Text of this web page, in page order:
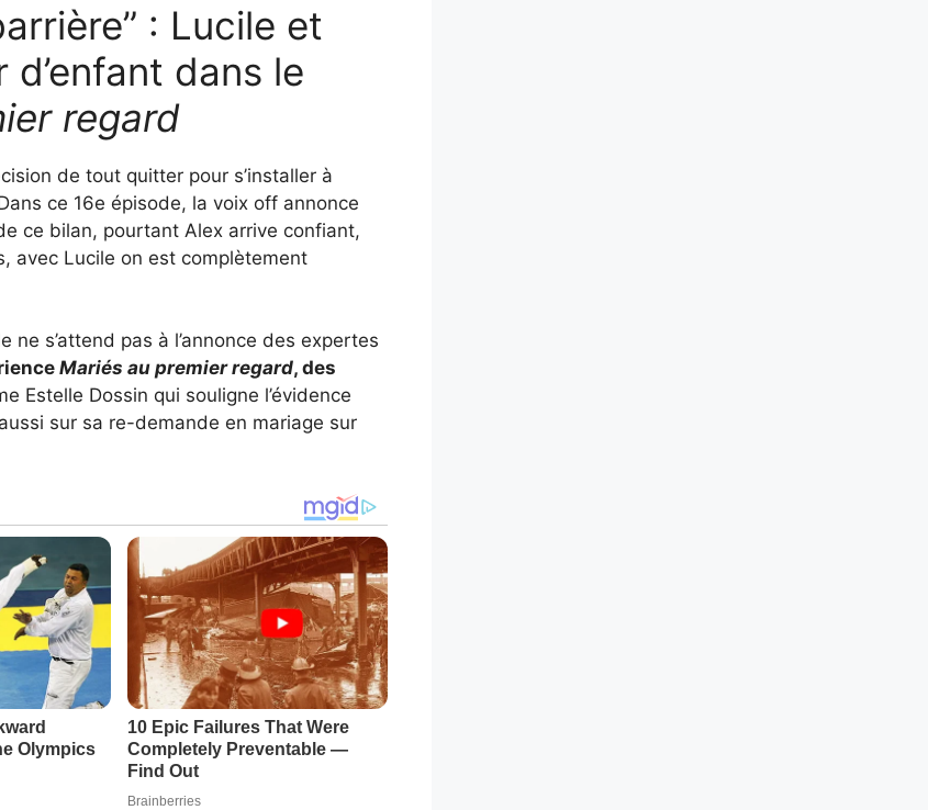
: Lucile et
dans le
regard
de tout quitter pour s’installer à
ce 16e épisode, la voix off annonce
ce bilan, pourtant Alex arrive confiant,
avec Lucile on est complètement
s’attend pas à l’annonce des expertes
Mariés au premier regard, des
Estelle Dossin qui souligne l’évidence
sur sa re-demande en mariage sur